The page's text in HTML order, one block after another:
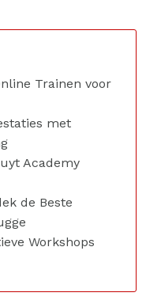
Trainen voor
met
Academy
de Beste
Workshops